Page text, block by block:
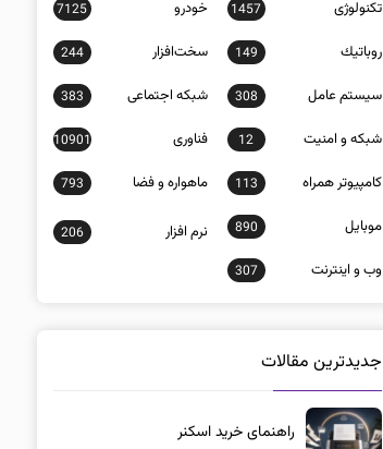
تکنولوژی 1457 خودرو 7125
روباتيك 149 سخت‌افزار 244
سيستم عامل 308 شبكه اجتماعی 383
شبكه و امنيت 12 فناوری 10901
كامپيوتر همراه 113 ماهواره و فضا 793
موبايل 890 نرم افزار 206
وب و اينترنت 307
جدیدترین مقالات
راهنمای خرید اسکنر